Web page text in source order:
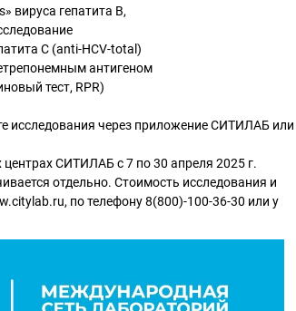
вируса гепатита B,
C (anti-HCV-total)
антигеном
тест, RPR)
исследования через приложение СИТИЛАБ или
СИТИЛАБ с 7 по 30 апреля 2025 г.
отдельно. Стоимость исследования и
по телефону 8(800)-100-36-30 или у